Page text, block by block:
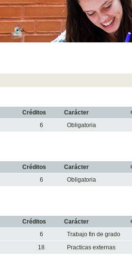
Créditos Carácter
6 Obligatoria
Créditos Carácter
6 Obligatoria
Créditos Carácter
6 Trabajo fin de grado
18 Practicas externas